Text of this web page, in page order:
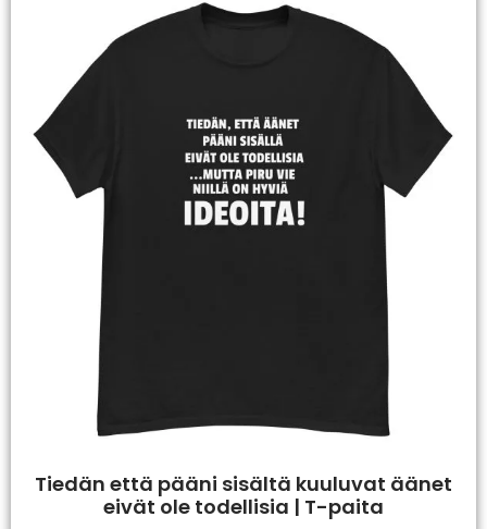
Tiedän että pääni sisältä kuuluvat äänet
eivät ole todellisia | T-paita